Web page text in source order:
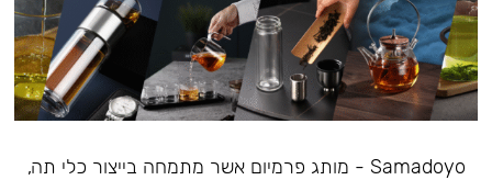
Samadoyo - מותג פרמיום אשר מתמחה בייצור כלי תה,